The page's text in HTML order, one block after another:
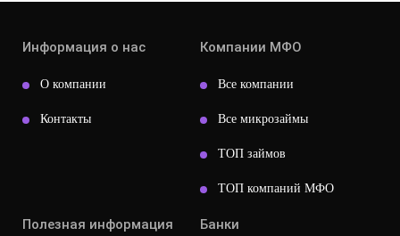
Информация о нас
О компании
Контакты
Компании МФО
Все компании
Все микрозаймы
ТОП займов
ТОП компаний МФО
Полезная информация Банки